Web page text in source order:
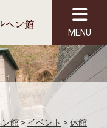
MENU
ン館 > イベント > 休館